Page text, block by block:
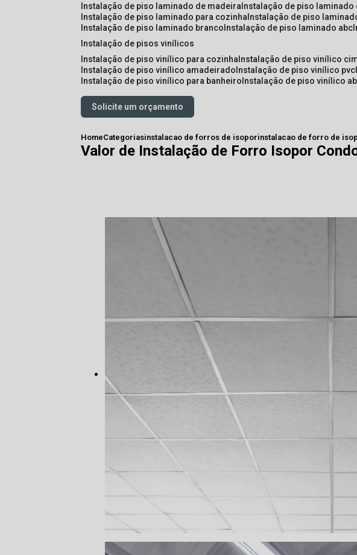
instalação de piso laminado de madeira instalação de piso laminado
instalação de piso laminado para cozinha instalação de piso
instalação de piso laminado branco instalação de piso laminado abc
instalação de pisos vinílicos
instalação de piso vinílico para cozinha instalação de piso vinílico
instalação de piso vinílico amadeirado instalação de piso vinílico pvc
instalação de piso vinílico para banheiro instalação de piso vinílico
Solicite um orçamento
HomeCategoriasinstalacao de forros de isoporinstalacao de forro de
Valor de Instalação de Forro Isopor